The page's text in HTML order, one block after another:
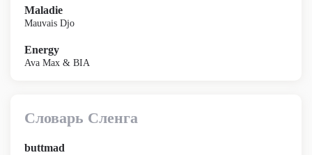
Maladie
Mauvais Djo
Energy
Ava Max & BIA
Словарь Сленга
buttmad